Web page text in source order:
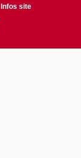
Infos site